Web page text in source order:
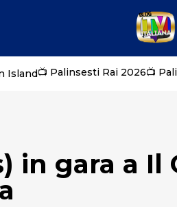
Island📺 Palinsesti Rai 2026📺
in gara a Il